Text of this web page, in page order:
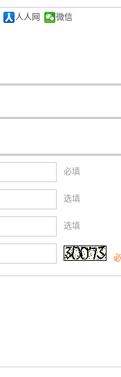
人人网 微信
必填
选填
选填